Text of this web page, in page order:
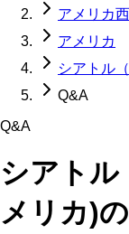
アメリカ
アメリカ
シアトル
Q&A
Q&A
シアトル
メリカ)